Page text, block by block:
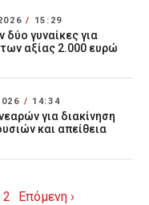
/ 15:29
δύο γυναίκες για
αξίας 2.000 ευρώ
/ 14:34
για διακίνηση
και απείθεια
2 Επόμενη ›